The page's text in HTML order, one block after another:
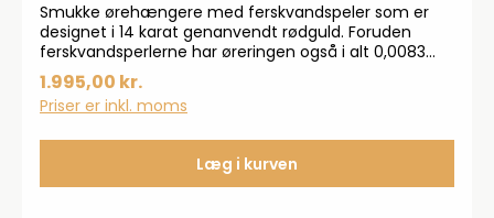
Smukke ørehængere med ferskvandspeler som er
designet i 14 karat genanvendt rødguld. Foruden
ferskvandsperlerne har øreringen også i alt 0,0083
carat diamanter.SÆLGES ENKELTVIS
1.995,00 kr.
Priser er inkl. moms
Læg i kurven